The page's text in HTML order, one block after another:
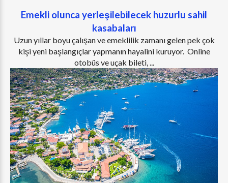
Emekli olunca yerleşilebilecek huzurlu sahil
kasabaları
Uzun yıllar boyu çalışan ve emeklilik zamanı gelen pek çok
kişi yeni başlangıçlar yapmanın hayalini kuruyor. Online
otobüs ve uçak bileti, ...